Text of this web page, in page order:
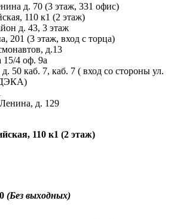
д. 70 (3 этаж, 331 офис)
110 к1 (2 этаж)
д. 43, 3 этаж
201 (3 этаж, вход с торца)
д.13
4 оф. 9а
50 каб. 7, каб. 7 ( вход со стороны ул.
д. 129
110 к1 (2 этаж)
(Без выходных)